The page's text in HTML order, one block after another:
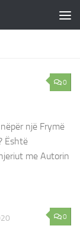
0
një Frymë
Është
me Autorin
0